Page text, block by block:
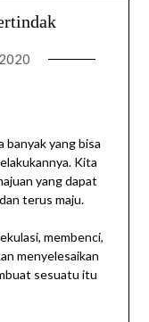
banyak yang bisa
Kita
yang dapat
terus maju.
membenci,
menyelesaikan
sesuatu itu